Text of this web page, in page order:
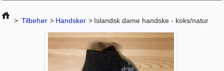
> Tilbehør > Handsker > Islandsk dame handske - koks/natur